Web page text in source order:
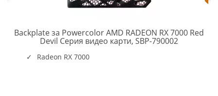
Backplate за Powercolor AMD RADEON RX 7000 Red
Devil Серия видео карти, SBP-790002
Radeon RX 7000